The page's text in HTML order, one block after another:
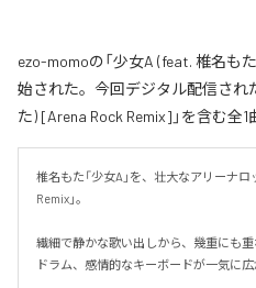
ezo-momoの「少女A (feat. 椎名も
始された。今回デジタル配信され
た) [Arena Rock Remix]」を含む全1
椎名もた「少女A」を、壮大なアリーナ
Remix」。
繊細で静かな歌い出しから、幾重にも
ドラム、感情的なキーボードが一気に広